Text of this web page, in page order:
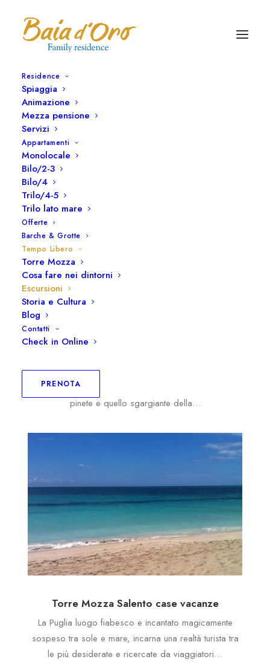
Residence
Spiaggia
Animazione
Mezza pensione
Servizi
Appartamenti
Monolocale
Bilo/2-3
Bilo/4
Trilo/4-5
Trilo lato mare
Offerte
Barche & Grotte
Tempo Libero
Torre Mozza
Cosa fare nei dintorni
Escursioni
Storia e Cultura
Blog
Contatti
Check in Online
PRENOTA
ESCURSIONI
Il blu intenso del mare con tutte le sue mille e sempre
nuove sfumature, il verde dai riflessi smeraldo delle
pinete e quello sgargiante della…
Torre Mozza Salento case vacanze
La Puglia luogo fiabesco e incantato magicamente
sospeso tra sole e mare, incarna una realtà turista tra
le più desiderate e ricercate da viaggiatori…